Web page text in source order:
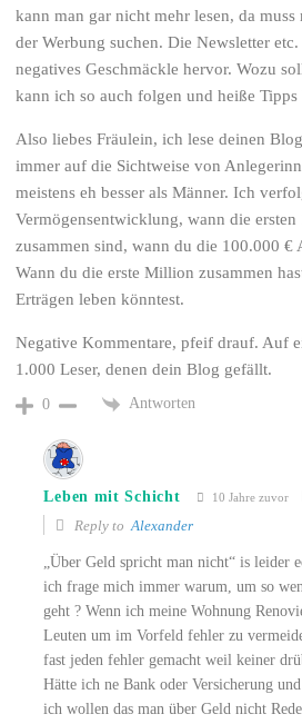
kann man gar nicht mehr lesen, da muss
der Werbung suchen. Die Newsletter
negatives Geschmäckle hervor. Wozu
kann ich so auch folgen und heiße
Also liebes Fräulein, ich lese deinen
immer auf die Sichtweise von
meistens eh besser als Männer. Ich
Vermögensentwicklung, wann die
zusammen sind, wann du die 100.000 €
Wann du die erste Million zusammen
Erträgen leben könntest.
Negative Kommentare, pfeif drauf. Auf
1.000 Leser, denen dein Blog gefällt.
0 Antworten
Leben mit Schicht 10 Jahre zuvor
Reply toAlexander
„Über Geld spricht man nicht“ is leider
ich frage mich immer warum, um so
geht ? Wenn ich meine Wohnung
Leuten um im Vorfeld fehler zu
fast jeden fehler gemacht weil keiner
Hätte ich ne Bank oder Versicherung
ich wollen das man über Geld nicht